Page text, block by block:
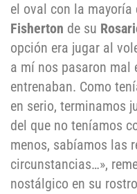
el oval con la mayoría
Fisherton de su
opción era jugar al
a mí nos pasaron mal
entrenaban. Como
en serio, terminamos
del que no teníamos
menos, sabíamos las
circunstancias…»,
nostálgico en su